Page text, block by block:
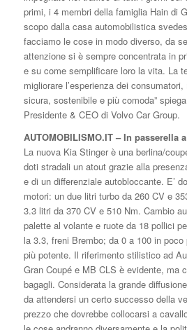
primi, i 4 membri della famiglia Hain di
scopo dalla casa automobilistica
facciamo le cose in modo diverso, da
attenzione si è sempre concentrata in
e su come semplificare loro la vita. La
migliorare l’esperienza dei
sicura, sostenibile e più comoda”
Presidente & CEO di Volvo Car Group.
AUTOMOBILISMO.IT – In passerella
La nuova Kia Stinger è una berlina/
doti stradali un atout grazie alla
e di un differenziale autobloccante. E’
motori: un due litri turbo da 260 CV e
3.3 litri da 370 CV e 510 Nm. Cambio
palette al volante e ruote da 18 pollici
la 3.3, freni Brembo; da 0 a 100 in
più potente. Il riferimento stilistico ad
Gran Coupé e MB CLS è evidente, ma
bagagli. Considerata la grande
da attendersi un certo successo della
prezzo che dovrebbe collocarsi a